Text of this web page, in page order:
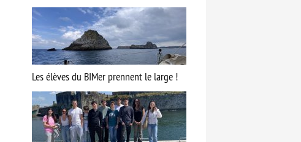
Les élèves du BIMer prennent le large !